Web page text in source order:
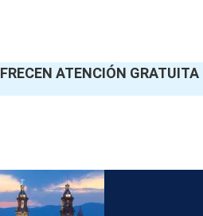
ATENCIÓN